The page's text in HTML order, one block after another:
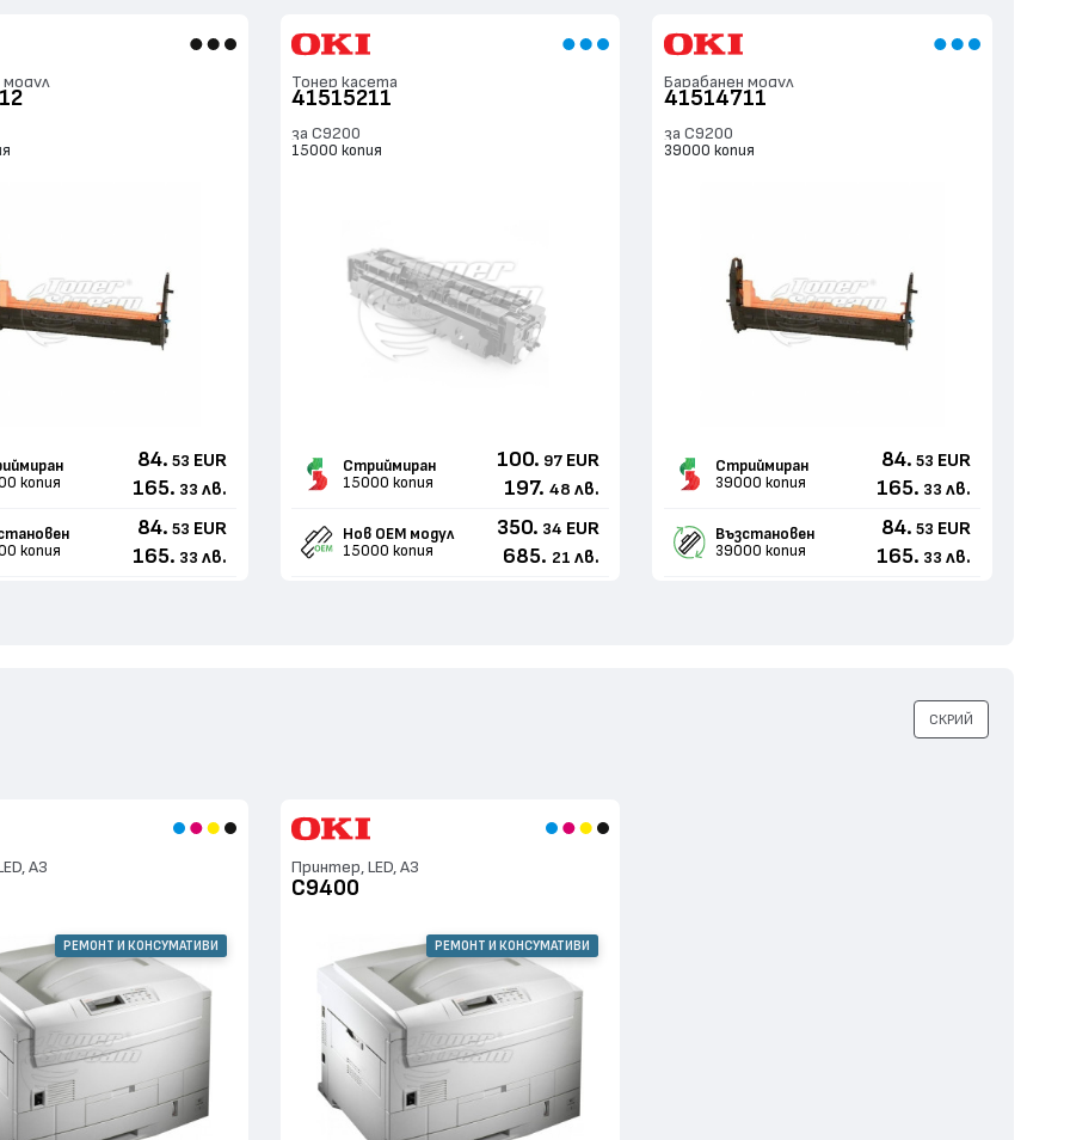
модул
копия
84. 53 EUR
165. 33 лв.
копия
84. 53 EUR
165. 33 лв.
Тонер касета
41515211
за C9200
15000 копия
Стриймиран
15000 копия
100. 97 EUR
197. 48 лв.
Нов ОЕМ модул
15000 копия
350. 34 EUR
685. 21 лв.
Барабанен модул
41514711
за C9200
39000 копия
Стриймиран
39000 копия
84. 53 EUR
165. 33 лв.
Възстановен
39000 копия
84. 53 EUR
165. 33 лв.
А3
РЕМОНТ И КОНСУМАТИВИ
Принтер, LED, А3
C9400
РЕМОНТ И КОНСУМАТИВИ
СКРИЙ